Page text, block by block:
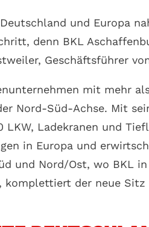
und Europa
denn BKL
Geschäftsführer
mit mehr
Nord-Süd-Achse. Mit
Ladekranen und
in Europa und
und Nord/Ost, wo BKL
der neue Sitz